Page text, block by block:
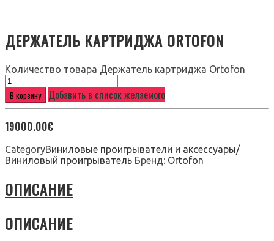
ДЕРЖАТЕЛЬ КАРТРИДЖА ORTOFON
Количество товара Держатель картриджа Ortofon
В корзину Добавить в список желаемого
19000.00€
CategoryВиниловые проигрыватели и аксессуары/
Виниловый проигрыватель Бренд: Ortofon
ОПИСАНИЕ
ОПИСАНИЕ